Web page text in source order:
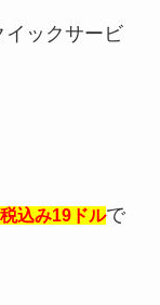
イックサービ
込み19ドルで